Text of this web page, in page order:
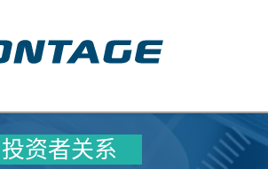
投资者关系